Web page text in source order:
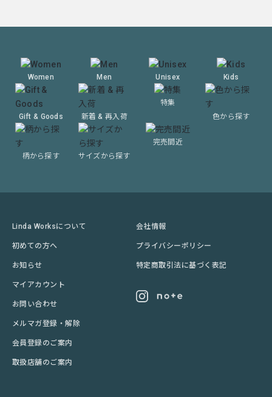
Women Men Unisex Kids
Gift & Goods 新着 & 再入荷
特集
色から探す
柄から探す サイズから探す
完売間近
Linda Worksについて
初めての方へ
お知らせ
マイアカウント
お問い合わせ
メルマガ登録・解除
会員登録のご案内
取扱店舗のご案内
会社情報
プライバシーポリシー
特定商取引法に基づく表記